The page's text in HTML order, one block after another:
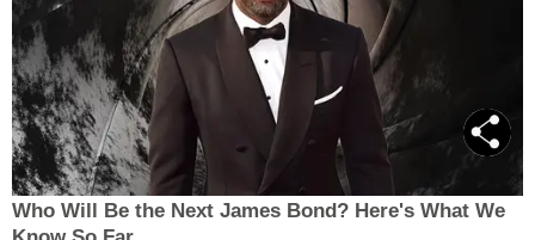
Who Will Be the Next James Bond? Here's What We